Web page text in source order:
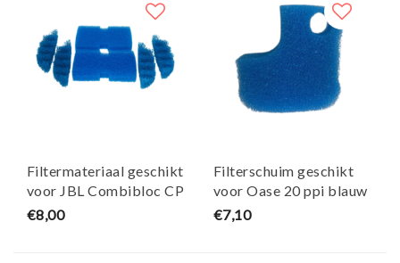
Filtermateriaal geschikt
voor JBL Combibloc CP
E400/E700/E900 - Maja
€8,00
Filterschuim geschikt
voor Oase 20 ppi blauw
biomaster (thermo) -
€7,10